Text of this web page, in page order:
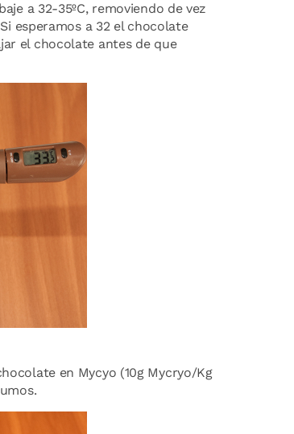
a 32-35ºC, removiendo de vez
esperamos a 32 el chocolate
el chocolate antes de que
en Mycyo (10g Mycryo/Kg